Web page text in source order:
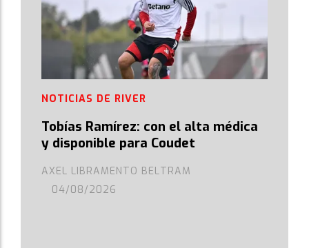
Tobías Ramírez: con el alta médica
y disponible para Coudet
AXEL LIBRAMENTO BELTRAM
NOTICIAS DE RIVER
04/08/2026